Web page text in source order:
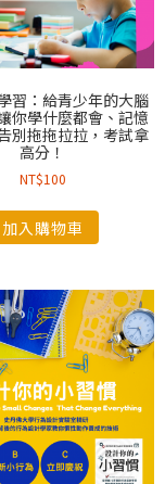
習：給青少年的大腦
你學什麼都會、記憶
別拖拖拉拉，考試拿
高分！
NT$100
加入購物車